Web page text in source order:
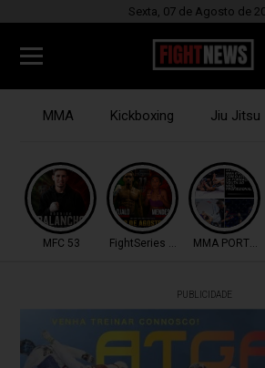
Sexta, 07 de Agosto de
MMA Kickboxing Jiu Jitsu
MFC 53 FightSeries 11 MMA
PUBLICIDADE